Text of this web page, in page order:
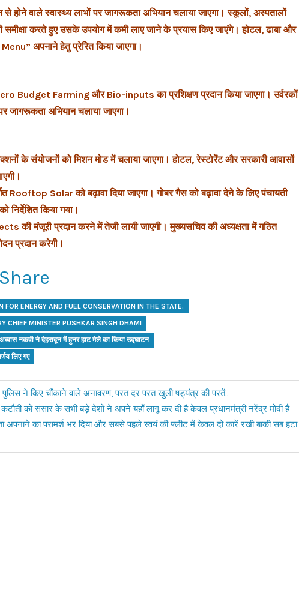
वाले स्वास्थ्य लाभों पर जागरूकता अभियान चलाया जाएगा। स्कूलों, अस्पतालों
करते हुए उसके उपयोग में कमी लाए जाने के प्रयास किए जाएंगे। होटल, ढाबा और
अपनाने हेतु प्रेरित किया जाएगा।
Budget Farming और Bio-inputs का प्रशिक्षण प्रदान किया जाएगा। उर्वरकों
जागरूकता अभियान चलाया जाएगा।
के संयोजनों को मिशन मोड में चलाया जाएगा। होटल, रेस्टोरेंट और सरकारी आवासों
Solar को बढ़ावा दिया जाएगा। गोबर गैस को बढ़ावा देने के लिए पंचायती
निर्देशित किया गया।
की मंजूरी प्रदान करने में तेजी लायी जाएगी। मुख्यसचिव की अध्यक्षता में गठित
प्रदान करेगी।
Email
Share
ENERGY AND FUEL CONSERVATION IN THE STATE.
CHIEF MINISTER PUSHKAR SINGH DHAMI
अब्बास नकवी ने देहरादून में हुनर हाट मेले का किया उद्घाटन
लिए गए
पुलिस ने किए चौंकाने वाले अनावरण, परत दर परत खुली षड्यंत्र की परतें..
को संसार के सभी बड़े देशों ने अपने यहाँ लागू कर दी है केवल प्रधानमंत्री नरेंद्र मोदी हैं
अपनाने का परामर्श भर दिया और सबसे पहले स्वयं की फ्लीट में केवल दो कारें रखी बाकी सब हटा